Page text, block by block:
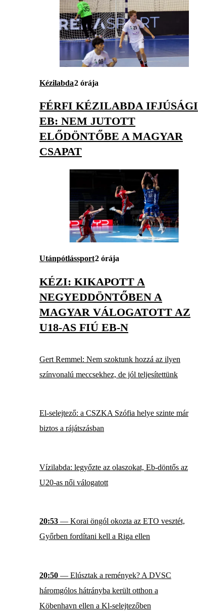
Kézilabda2 órája
FÉRFI KÉZILABDA IFJÚSÁGI
EB: NEM JUTOTT
ELŐDÖNTŐBE A MAGYAR
CSAPAT
Utánpótlássport2 órája
KÉZI: KIKAPOTT A
NEGYEDDÖNTŐBEN A
MAGYAR VÁLOGATOTT AZ
U18-AS FIÚ EB-N
Gert Remmel: Nem szoktunk hozzá az ilyen
színvonalú meccsekhez, de jól teljesítettünk
El-selejtező: a CSZKA Szófia helye szinte már
biztos a rájátszásban
Vízilabda: legyőzte az olaszokat, Eb-döntős az
U20-as női válogatott
20:53 — Korai öngól okozta az ETO vesztét,
Győrben fordítani kell a Riga ellen
20:50 — Elúsztak a remények? A DVSC
háromgólos hátrányba került otthon a
Köbenhavn ellen a Kl-selejtezőben